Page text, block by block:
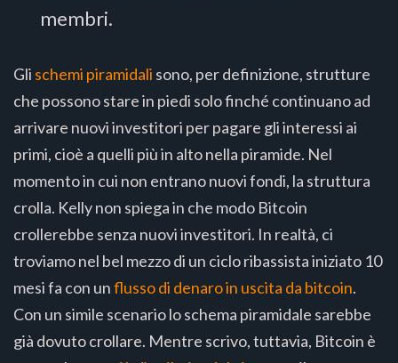
membri.
Gli schemi piramidali sono, per definizione, strutture
che possono stare in piedi solo finché continuano ad
arrivare nuovi investitori per pagare gli interessi ai
primi, cioè a quelli più in alto nella piramide. Nel
momento in cui non entrano nuovi fondi, la struttura
crolla. Kelly non spiega in che modo Bitcoin
crollerebbe senza nuovi investitori. In realtà, ci
troviamo nel bel mezzo di un ciclo ribassista iniziato 10
mesi fa con unflusso di denaro in uscita da bitcoin.
Con un simile scenario lo schema piramidale sarebbe
già dovuto crollare. Mentre scrivo, tuttavia, Bitcoin è